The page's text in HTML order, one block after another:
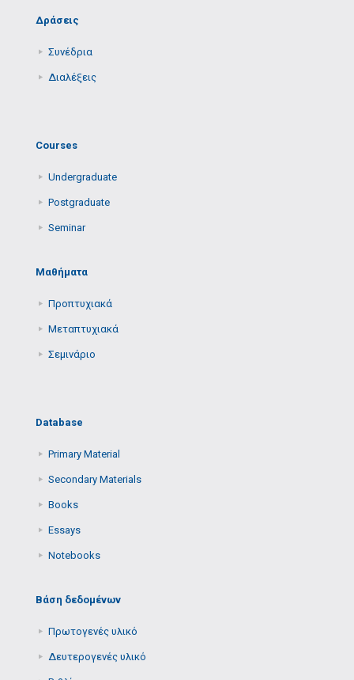
Δράσεις
Συνέδρια
Διαλέξεις
Courses
Undergraduate
Postgraduate
Seminar
Μαθήματα
Προπτυχιακά
Μεταπτυχιακά
Σεμινάριο
Database
Primary Μaterial
Secondary Μaterials
Books
Essays
Notebooks
Βάση δεδομένων
Πρωτογενές υλικό
Δευτερογενές υλικό